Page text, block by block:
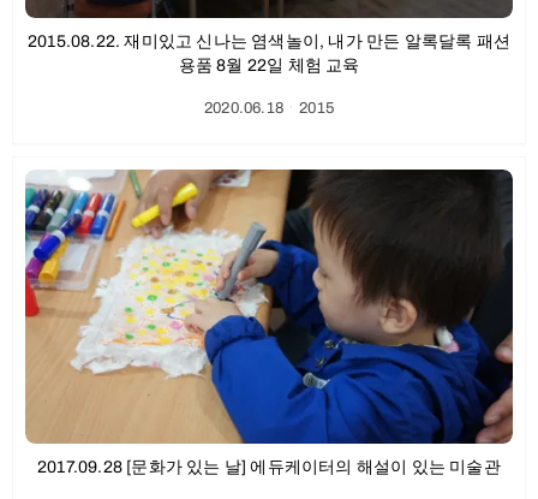
2015.08.22. 재미있고 신나는 염색놀이, 내가 만든 알록달록 패션
용품 8월 22일 체험 교육
2020.06.18ㆍ2015
2017.09.28 [문화가 있는 날] 에듀케이터의 해설이 있는 미술관